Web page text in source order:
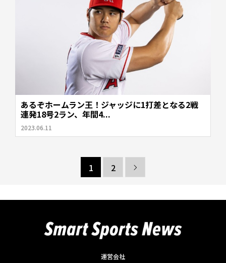
あるぞホームラン王！ジャッジに1打差となる2戦
連発18号2ラン、年間4...
2023.06.11
1 2 
運営会社